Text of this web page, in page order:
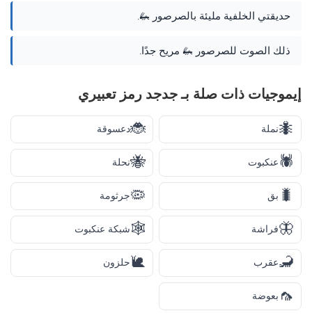
حديقتي الخلفية مليئة بالصرصور 🦗.
ذلك الصوت للصرصور 🦗 مريح جدًا.
إيموجيات ذات صلة بـ جدجد رمز تعبيري
🐜نملة 🐞دعسوقة
🕷️عنكبوت 🐝نحلة
🐛 بق 🦠جرثومة
🦋فراشة 🕸️شبكة عنكبوت
🦂عقرب 🐌حلزون
🦟 بعوضة